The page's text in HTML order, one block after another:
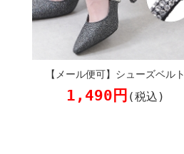
【メール便可】シューズベルト
1,490円 (税込)